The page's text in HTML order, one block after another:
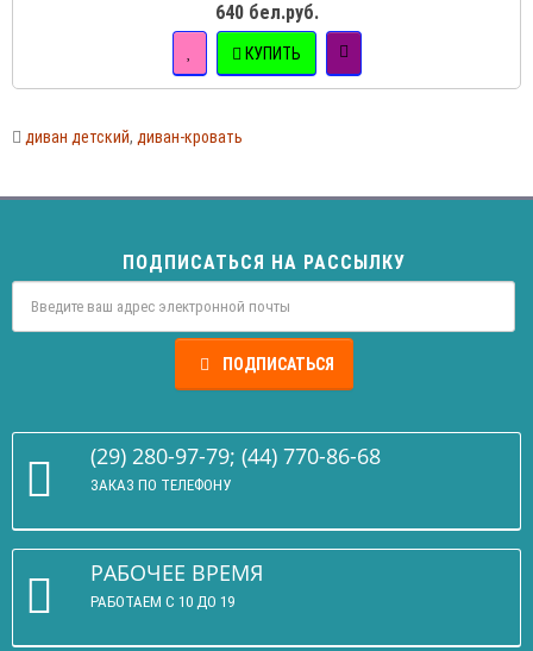
640 бел.руб.
КУПИТЬ
диван детский, диван-кровать
ПОДПИСАТЬСЯ НА РАССЫЛКУ
ПОДПИСАТЬСЯ
(29) 280-97-79; (44) 770-86-68
ЗАКАЗ ПО ТЕЛЕФОНУ
РАБОЧЕЕ ВРЕМЯ
РАБОТАЕМ С 10 ДО 19